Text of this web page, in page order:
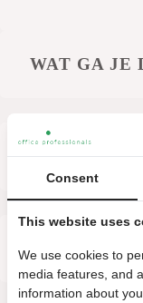
WAT GA JE
WIE BEN
OVER HET
Consent
This website uses
We use cookies to
media features, and
information about